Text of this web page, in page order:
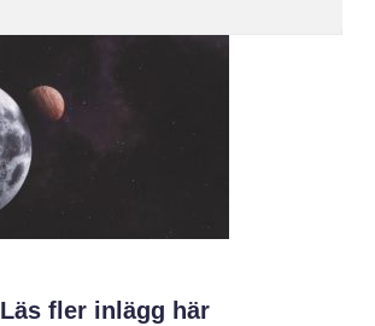
Läs fler inlägg här